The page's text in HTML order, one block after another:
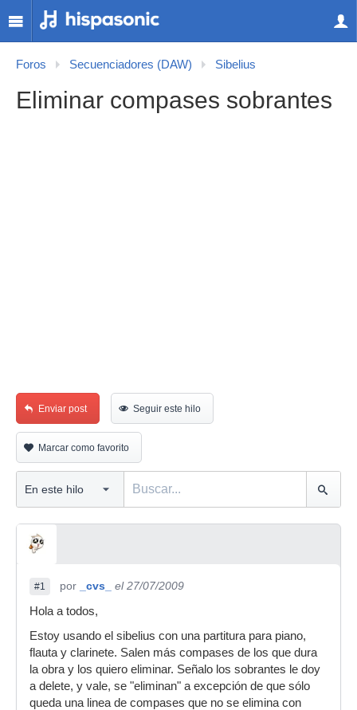
Foros Secuenciadores (DAW) Sibelius
Eliminar compases sobrantes
Enviar post Seguir este hilo
Marcar como favorito
#1 por _cvs_
el 27/07/2009
Hola a todos,
Estoy usando el sibelius con una partitura para piano,
flauta y clarinete. Salen más compases de los que dura
la obra y los quiero eliminar. Señalo los sobrantes le doy
a delete, y vale, se "eliminan" a excepción de que sólo
queda una linea de compases que no se elimina con